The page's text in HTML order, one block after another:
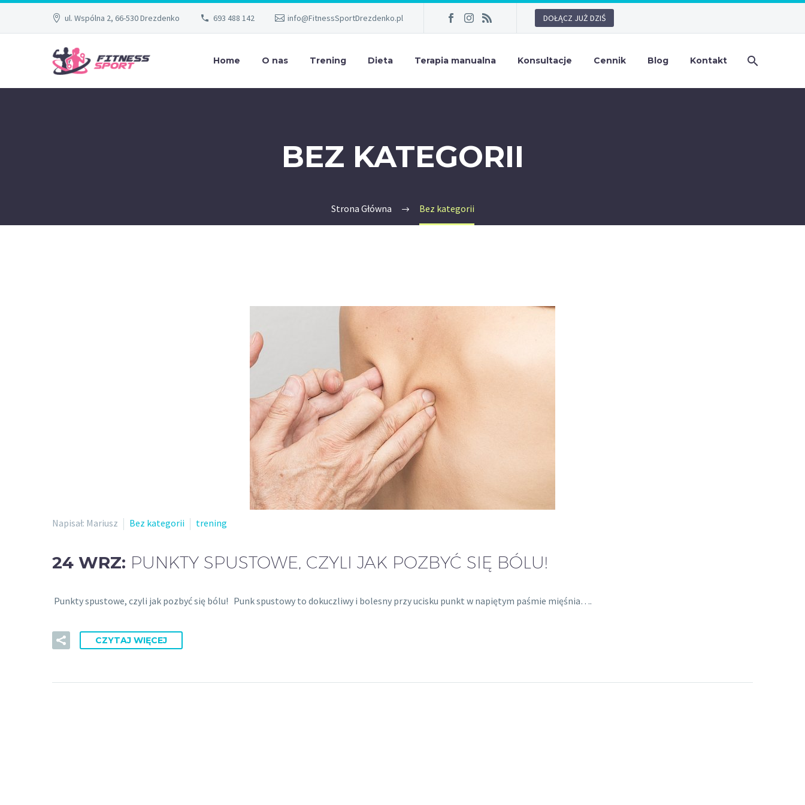
ul. Wspólna 2, 66-530 Drezdenko 693 488 142 info@FitnessSportDrezdenko.pl DOŁĄCZ JUŻ DZIŚ
Home O nas Trening Dieta Terapia manualna Konsultacje Cennik Blog Kontakt
BEZ KATEGORII
Strona Główna Bez kategorii
Napisał: Mariusz Bez kategorii trening
24 WRZ: PUNKTY SPUSTOWE, CZYLI JAK POZBYĆ SIĘ BÓLU!
Punkty spustowe, czyli jak pozbyć się bólu! Punk spustowy to dokuczliwy i bolesny przy ucisku punkt w napiętym paśmie mięśnia….
CZYTAJ WIĘCEJ